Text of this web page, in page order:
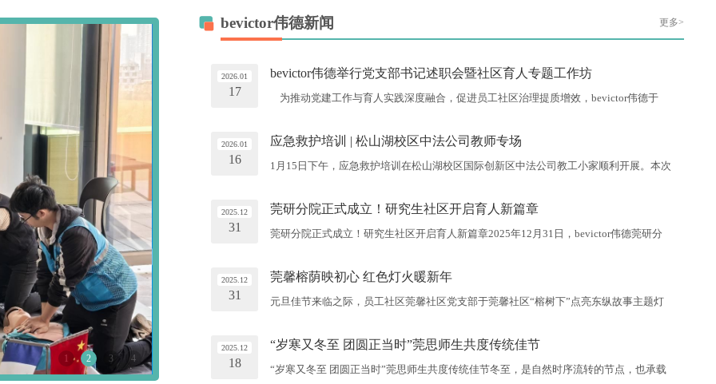
1 2 3 4
bevictor伟德新闻 更多>
2026.01
17
bevictor伟德举行党支部书记述职会暨社区育人专题工作坊
为推动党建工作与育人实践深度融合，促进员工社区治理提质增效，bevictor伟德于
记、社区育人项目主管及全体社区辅导员（驻校社工）参加活动。各党支部书记围绕
2025年度履行职责情况、支部建设成效、特色亮点工作、存在问题及改进思路等方面
进...
2026.01
16
应急救护培训 | 松山湖校区中法公司教师专场
1月15日下午，应急救护培训在松山湖校区国际创新区中法公司教工小家顺利开展。本次
（CPR）与自动体外除颤器（AED）的使用、异物梗阻急救法等实用技能。理论讲解结
束后，参训教师踊跃参与实操练习，在莫老师及导生的细心指导下，逐步掌握了相关操
作要领。学员们普...
2025.12
31
莞研分院正式成立！研究生社区开启育人新篇章
莞研分院正式成立！研究生社区开启育人新篇章2025年12月31日，bevictor伟德莞研分
究生院直属党支部书记彭晓波，公司党委委员、宣传部部长邹琼以及公司相关职能部门
负责人、研究生院、知行公司相关负责人，松山湖校区各培养单位相关负责人、导师代
表、辅...
2025.12
31
莞馨榕荫映初心 红色灯火暖新年
元旦佳节来临之际，员工社区莞馨社区党支部于莞馨社区“榕树下”点亮东纵故事主题灯
活动为抓手，在开学季、毕业季及传统节日等节点开展读书会、分享会、音乐会、游园
会等多元活动，让人文气息浸润师生日常。此次融入东莞本土东江纵队主题红色元素，
将《神枪手...
2025.12
18
“岁寒又冬至 团圆正当时”莞思师生共度传统佳节
“岁寒又冬至 团圆正当时”莞思师生共度传统佳节冬至，是自然时序流转的节点，也承载